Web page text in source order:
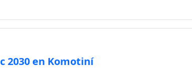
2030 en Komotiní